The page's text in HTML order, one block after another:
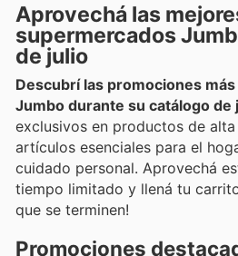
Aprovechá las
supermercados
de julio
Descubrí las promociones
Jumbo durante su catálogo de
exclusivos en productos de
artículos esenciales para el
cuidado personal. Aprovechá
tiempo limitado y llená tu
que se terminen!
Promociones